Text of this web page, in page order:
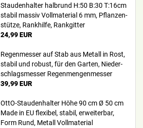
Stau­den­hal­ter halb­rund H:50 B:30 T:16cm
sta­bil mas­siv Voll­ma­te­ri­al 6 mm, Pflan­zen­
stüt­ze, Rank­hil­fe, Rank­git­ter
24,99 EUR
Re­gen­mes­ser auf Stab aus Me­tall in Rost,
sta­bil und ro­bust, für den Gar­ten, Nie­der­
schlags­mes­ser Re­gen­men­gen­mes­ser
39,99 EUR
OttO-​Staudenhalter Höhe 90 cm Ø 50 cm
Made in EU fle­xi­bel, sta­bil, er­wei­ter­bar,
Form Rund, Me­tall Voll­ma­te­ri­al